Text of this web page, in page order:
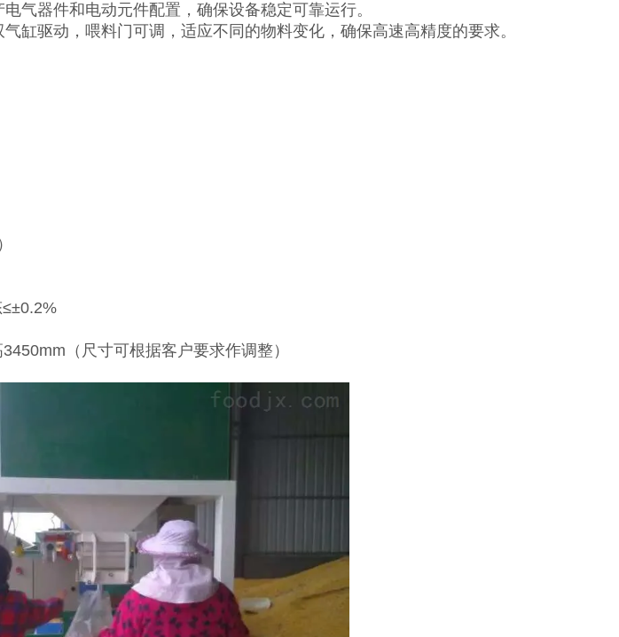
气器件和电动元件配置，确保设备稳定可靠运行。
缸驱动，喂料门可调，适应不同的物料变化，确保高速高精度的要求。
（尺寸可根据客户要求作调整）